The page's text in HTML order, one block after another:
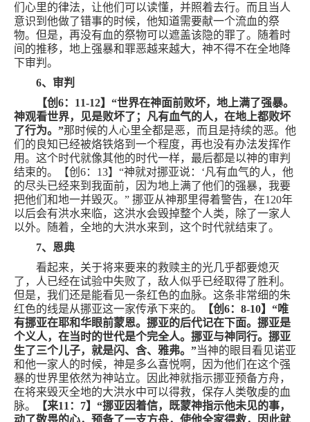
们心里的律法，让他们可以读懂，并照着去行。而且当人
意识到他做了错事的时候，他知道需要献一个流血的祭
物。但是，再没有血的祭物可以遮盖该隐的罪了。随着时
间的推移，地上强暴和罪恶越来越大，神不得不在全地降
下审判。
6、审判
【创6： 11-12】“世界在神面前败坏，地上满了强暴。
神观看世界，见是败坏了；凡有血气的人，在地上都败坏
了行为。”那时候的人心里全都是恶，而且是持续的恶。他
们的良知已经被烙铁烙到一个程度，再也没有办法发挥作
用。这个时代就像其他的时代一样，最后都是以神的审判
结束的。【创 6： 13】“神就对挪亚说：‘凡有血气的人，他
的尽头已经来到我面前，因为地上满了他们的强暴，我要
把他们和地一并毁灭。” 挪亚从神那里得着警告，在120年
以后会有洪水来临，这洪水会毁掉整个人类，除了一家人
以外。随着，全地的大洪水来到，这个时代就结束了。
7、恩典
看起来，关于将来要来的救赎主的光几乎都要熄灭
了，人已经在试验中失败了，敌人似乎已经取得了胜利。
但是，我们还是能看见一条红色的血脉。这条非常细的朱
红色的线是从挪亚这一家传承下来的。
【创 6： 8-10】“唯
有挪亚在耶和华眼前蒙恩。挪亚的后代记在下面。挪亚是
个义人，在当时的世代是个完全人。挪亚与神同行。挪亚
生了三个儿子，就是闪、含、雅弗。”当神的眼目看见诺亚
和他一家人的时候，神是多么喜悦啊，因为他们在这个强
暴的世界里依然为神站立。因此神就指示挪亚预备方舟，
在将来毁灭全地的大洪水中可以得救，保存人类敬虔的血
脉。
【来11 ： 7】“挪亚因着信，既蒙神指示他未见的事，
动了敬畏的心，预备了一支方舟，使他全家得救，因此就